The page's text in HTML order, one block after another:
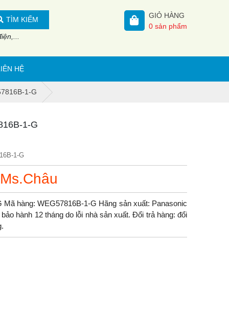
TÌM KIẾM
GIỎ HÀNG
0 sản phẩm
HỆ
1-G
1-G
1-G
hàng: WEG57816B-1-G Hãng sản xuất: Panasonic
hành 12 tháng do lỗi nhà sản xuất. Đổi trả hàng: đổi